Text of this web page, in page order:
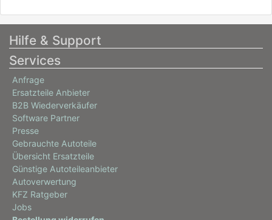
Hilfe & Support
Services
Anfrage
Ersatzteile Anbieter
B2B Wiederverkäufer
Software Partner
Presse
Gebrauchte Autoteile
Übersicht Ersatzteile
Günstige Autoteileanbieter
Autoverwertung
KFZ Ratgeber
Jobs